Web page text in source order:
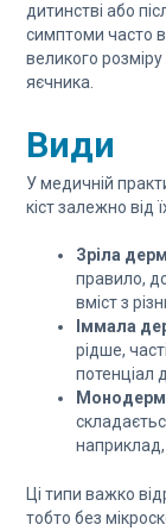
дитинстві або
симптоми часто
великого
яєчника.
Види
У медичній
кіст залежно від
Зріла
правило,
вміст з
Іммала
рідше,
потенціал
наприклад,
Ці типи важко
тобто без